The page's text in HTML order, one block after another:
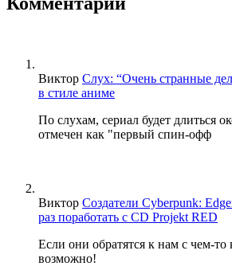
Виктор Слух: “Очень странные
в стиле аниме
По слухам, сериал будет длиться
отмечен как "первый спин-офф
Виктор Создатели Cyberpunk:
раз поработать с CD Projekt RED
Если они обратятся к нам с чем-то
возможно!